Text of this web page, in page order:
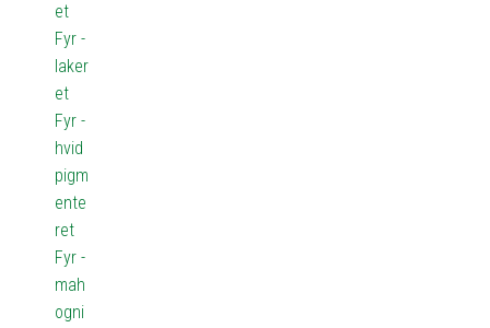
et
Fyr -
laker
et
Fyr -
hvid
pigm
ente
ret
Fyr -
mah
ogni